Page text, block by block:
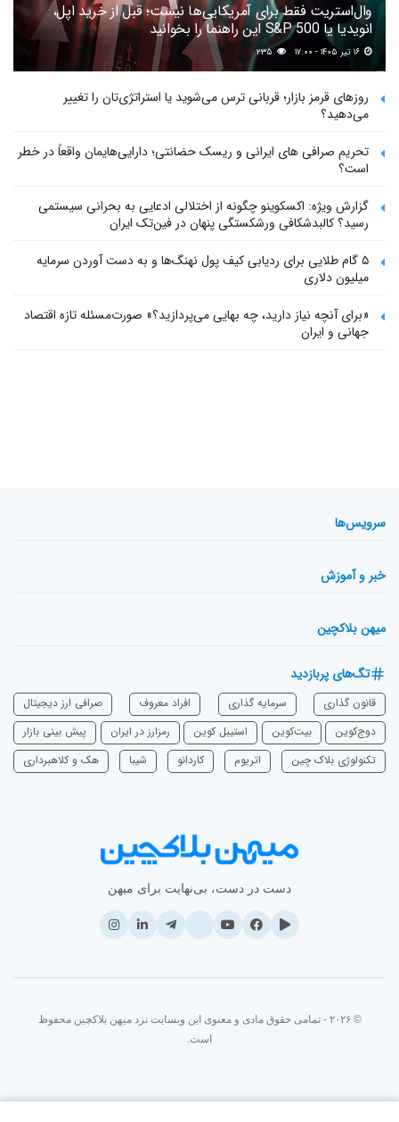
وال‌استریت فقط برای آمریکایی‌ها نیست؛ قبل از خرید اپل،
انویدیا یا S&P 500 این راهنما را بخوانید
۲۳۵
روزهای قرمز بازار؛ قربانی ترس می‌شوید یا استراتژی‌تان را تغییر
می‌دهید؟
تحریم صرافی های ایرانی و ریسک حضانتی؛ دارایی‌هایمان واقعاً در خطر
است؟
گزارش ویژه: اکسکوینو چگونه از اختلالی ادعایی به بحرانی سیستمی
رسید؟ کالبدشکافی ورشکستگی پنهان در فین‌تک ایران
۵ گام طلایی برای ردیابی کیف پول‌ نهنگ‌ها و به دست آوردن سرمایه
میلیون دلاری
«برای آنچه نیاز دارید، چه بهایی می‌پردازید؟» صورت‌مسئله تازه اقتصاد
جهانی و ایران
سرویس‌ها
خبر و آموزش
میهن بلاکچین
تگ‌های پربازدید
قانون گذاری سرمایه‌ گذاری افراد معروف
صرافی ارز دیجیتال
دوج‌کوین
بیت‌کوین استیبل کوین رمزارز در ایران
پیش بینی بازار
تکنولوژی بلاک چین
اتریوم ‌کاردانو شیبا هک و کلاهبرداری
دست در دست، بی‌نهایت برای میهن
© ۲۰۲۶ - تمامی حقوق مادی و معنوی این وبسایت نزد میهن بلاکچین محفوظ
است.